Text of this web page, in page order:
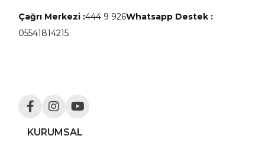
Çağrı Merkezi :444 9 926Whatsapp Destek :
05541814215
KURUMSAL